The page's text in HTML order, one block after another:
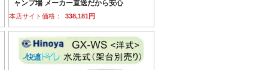
ャンプ場 メーカー直送だから安心
本店サイト価格： 338,181円